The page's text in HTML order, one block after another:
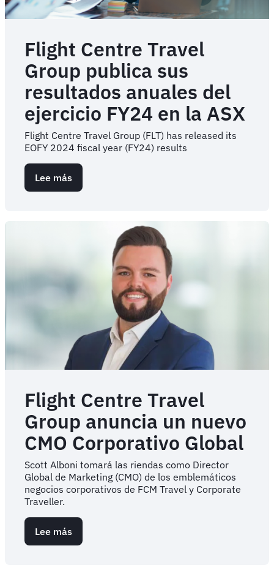
Flight Centre Travel
Group publica sus
resultados anuales del
ejercicio FY24 en la ASX
Flight Centre Travel Group (FLT) has released its
EOFY 2024 fiscal year (FY24) results
Lee más
Flight
resultados
anuales
la
ASX
Flight Centre Travel
Group anuncia un nuevo
CMO Corporativo Global
Scott Alboni tomará las riendas como Director
Global de Marketing (CMO) de los emblemáticos
negocios corporativos de FCM Travel y Corporate
Traveller.
Lee más
Flight